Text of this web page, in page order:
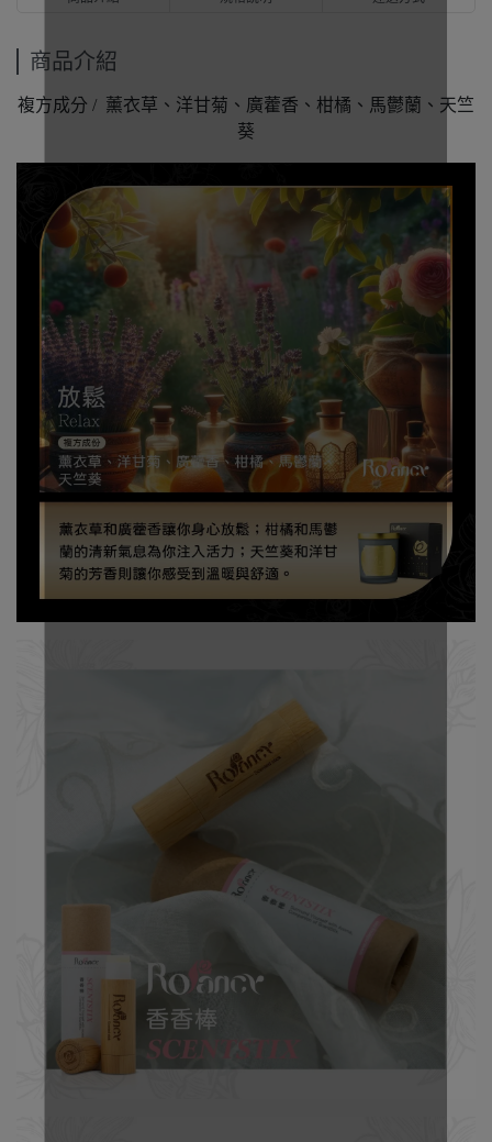
商品介紹
複方成分 / 薰衣草、洋甘菊、廣藿香、柑橘、馬鬱蘭、天竺
葵